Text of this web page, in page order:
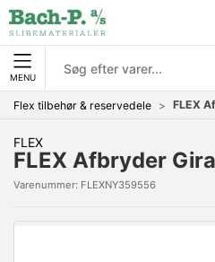
MENU
Flex tilbehør & reservedele FLEX
FLEX
FLEX Afbryder
Varenummer: FLEXNY359556